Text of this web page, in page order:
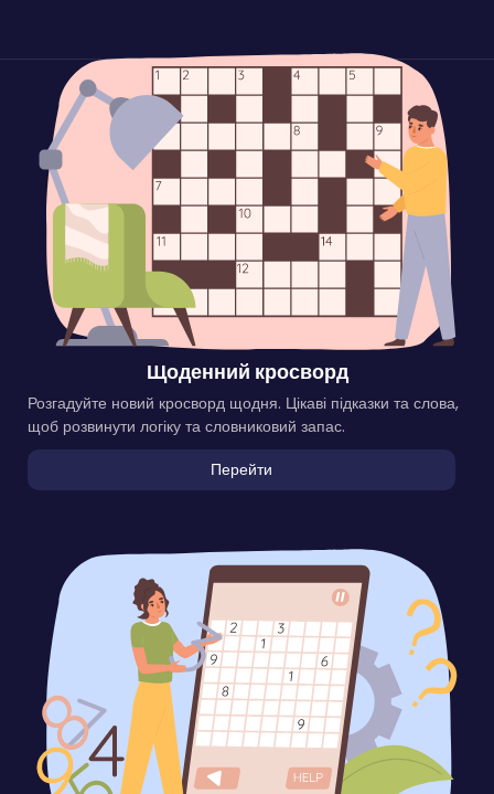
Щоденний кросворд
Розгадуйте новий кросворд щодня. Цікаві підказки та слова,
щоб розвинути логіку та словниковий запас.
Перейти